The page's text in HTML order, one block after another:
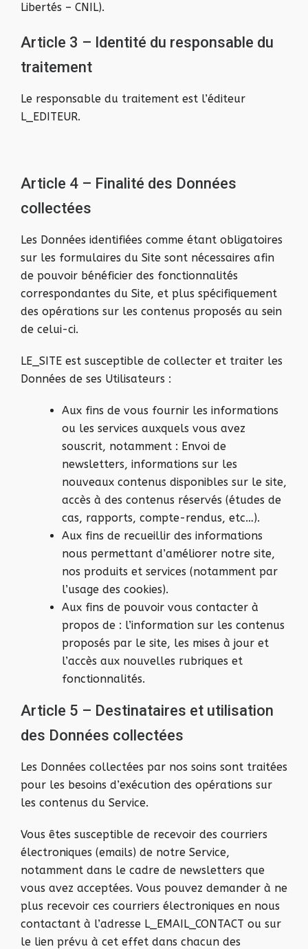
Libertés – CNIL).
Article 3 – Identité du responsable du
traitement
Le responsable du traitement est l’éditeur
L_EDITEUR.
Article 4 – Finalité des Données
collectées
Les Données identifiées comme étant obligatoires
sur les formulaires du Site sont nécessaires afin
de pouvoir bénéficier des fonctionnalités
correspondantes du Site, et plus spécifiquement
des opérations sur les contenus proposés au sein
de celui-ci.
LE_SITE est susceptible de collecter et traiter les
Données de ses Utilisateurs :
Aux fins de vous fournir les informations
ou les services auxquels vous avez
souscrit, notamment : Envoi de
newsletters, informations sur les
nouveaux contenus disponibles sur le site,
accès à des contenus réservés (études de
cas, rapports, compte-rendus, etc…).
Aux fins de recueillir des informations
nous permettant d’améliorer notre site,
nos produits et services (notamment par
l’usage des cookies).
Aux fins de pouvoir vous contacter à
propos de : l’information sur les contenus
proposés par le site, les mises à jour et
l’accès aux nouvelles rubriques et
fonctionnalités.
Article 5 – Destinataires et utilisation
des Données collectées
Les Données collectées par nos soins sont traitées
pour les besoins d’exécution des opérations sur
les contenus du Service.
Vous êtes susceptible de recevoir des courriers
électroniques (emails) de notre Service,
notamment dans le cadre de newsletters que
vous avez acceptées. Vous pouvez demander à ne
plus recevoir ces courriers électroniques en nous
contactant à l’adresse L_EMAIL_CONTACT ou sur
le lien prévu à cet effet dans chacun des